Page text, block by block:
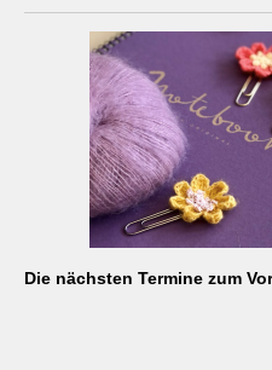
Die nächsten Termine zum